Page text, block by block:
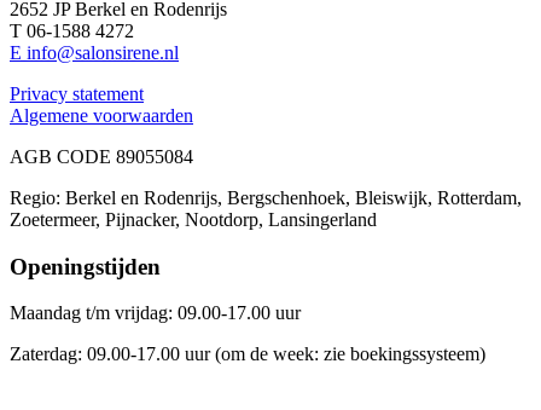
2652 JP Berkel en Rodenrijs
T 06-1588 4272
E info@salonsirene.nl
Privacy statement
Algemene voorwaarden
AGB CODE 89055084
Regio: Berkel en Rodenrijs, Bergschenhoek, Bleiswijk, Rotterdam,
Zoetermeer, Pijnacker, Nootdorp, Lansingerland
Openingstijden
Maandag t/m vrijdag: 09.00-17.00 uur
Zaterdag: 09.00-17.00 uur (om de week: zie boekingssysteem)